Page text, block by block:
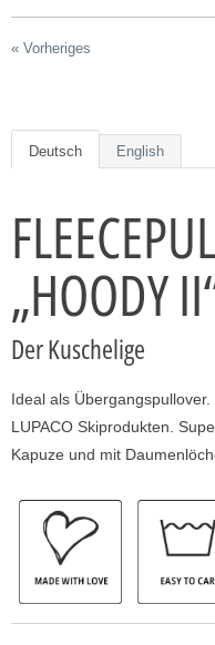
« Vorheriges
Deutsch English
„HOODY
Der Kuschelige
Ideal als
LUPACO Skiprodukten.
Kapuze und mit